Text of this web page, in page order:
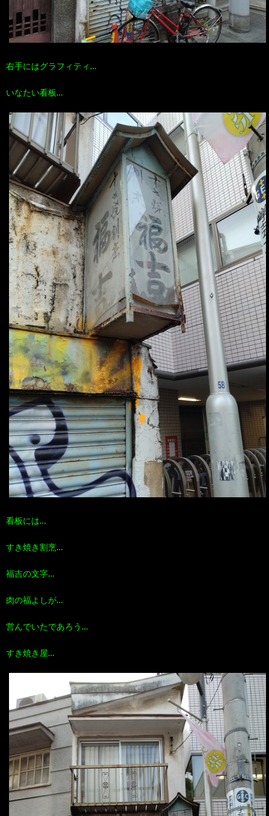
右手にはグラフィティ…
いなたい看板…
看板には…
すき焼き割烹…
福吉の文字…
肉の福よしが…
営んでいたであろう…
すき焼き屋…